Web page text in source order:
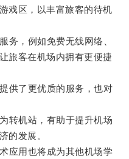
戏区，以丰富旅客的待机
，例如免费无线网络、
旅客在机场内拥有更便捷
了更优质的服务，也对
机站，有助于提升机场
的发展。
用也将成为其他机场学